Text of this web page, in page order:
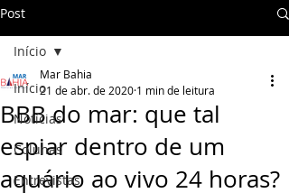
Post
Início
Notícias
Colunas
Entrevistas
Início
BBB do mar: que tal
espiar dentro de um
aquário ao vivo 24 horas?
Mar Bahia
21 de abr. de 2020 1 min de leitura